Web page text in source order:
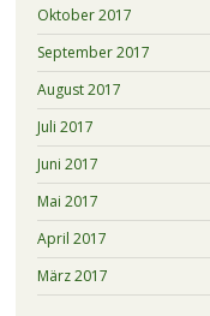
Oktober 2017
September 2017
August 2017
Juli 2017
Juni 2017
Mai 2017
April 2017
März 2017